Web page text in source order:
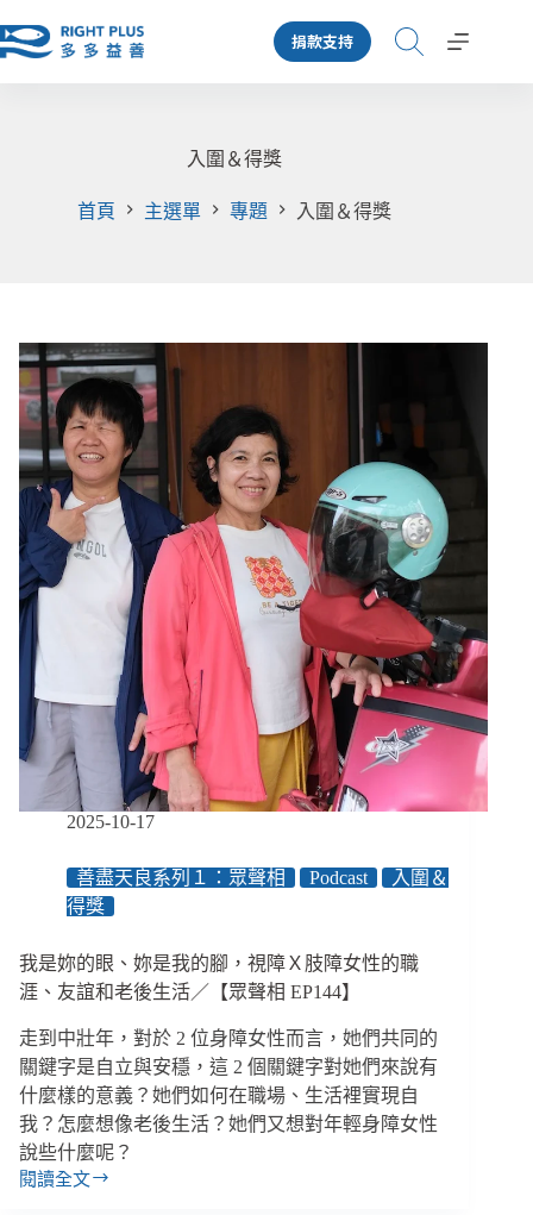
至
捐款支持
入圍＆得獎
首頁 主選單 專題 入圍＆得獎
2025-10-17
善盡天良系列１：眾聲相 Podcast
入圍＆
得獎
我是妳的眼、妳是我的腳，視障Ｘ肢障女性的職
涯、友誼和老後生活／【眾聲相 EP144】
走到中壯年，對於 2 位身障女性而言，她們共同的
關鍵字是自立與安穩，這 2 個關鍵字對她們來說有
什麼樣的意義？她們如何在職場、生活裡實現自
我？怎麼想像老後生活？她們又想對年輕身障女性
說些什麼呢？
閱讀全文
我